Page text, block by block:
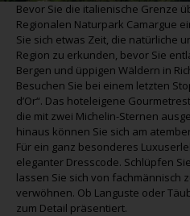
Bevor Sie die italienische Grenze
Regionalen Naturpark Camargue
Sie sich etwas Zeit, die natürliche
Region zu erkunden, bevor Sie
Bergen und üppigen Wäldern in
Besuchen Sie bei einem letzten
d’Or“. Das hoteleigene
die mit zwei Michelin-Sternen
hinaus können Sie sich am
Für ein ganz besonderes
eleganter Dresscode. Schlüpfen
lassen Sie sich von fachmännisch
verwöhnen. Ob Languste oder
zum Detail präsentiert.